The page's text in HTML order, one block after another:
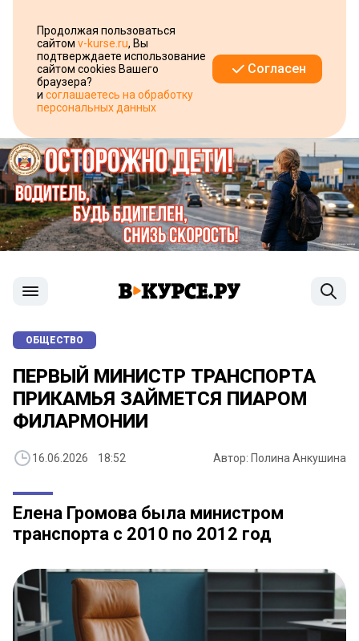
Продолжая пользоваться
сайтом v-kurse.ru, Вы
подтверждаете использование
сайтом cookies Вашего
браузера?
и соглашаетесь на обработку
персональных данных
Согласен
ОБЩЕСТВО
​ПЕРВЫЙ МИНИСТР ТРАНСПОРТА
ПРИКАМЬЯ ЗАЙМЕТСЯ ПИАРОМ
ФИЛАРМОНИИ
16.06.2026 18:52 Автор: Полина Анкушина
Елена Громова была министром
транспорта с 2010 по 2012 год